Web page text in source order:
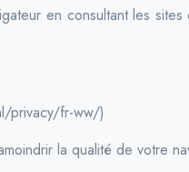
en consultant les
privacy/fr-ww/)
la qualité de votre